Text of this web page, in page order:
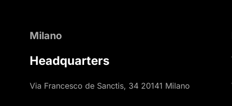
Milano
Headquarters
Via Francesco de Sanctis, 34 20141 Milano